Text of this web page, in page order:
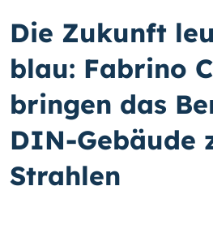
Die Zukunft
blau: Fabrino
bringen das
DIN-Gebäude
Strahlen